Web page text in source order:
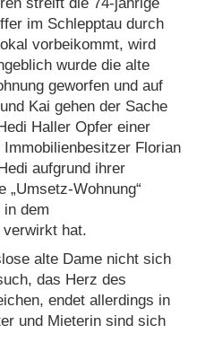
im Schlepptau durch
vorbeikommt, wird
wurde die alte
geworfen und auf
Kai gehen der Sache
Haller Opfer einer
Florian
aufgrund ihrer
„Umsetz-Wohnung“
dem
verwirkt hat.
alte Dame nicht sich
das Herz des
endet allerdings in
und Mieterin sind sich